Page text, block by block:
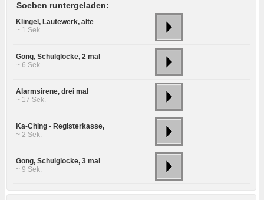
Soeben runtergeladen:
Klingel, Läutewerk, alte
~ 1 Sek.
Gong, Schulglocke, 2 mal
~ 6 Sek.
Alarmsirene, drei mal
~ 17 Sek.
Ka-Ching - Registerkasse,
~ 2 Sek.
Gong, Schulglocke, 3 mal
~ 9 Sek.